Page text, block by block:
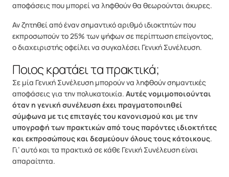
αποφάσεις που μπορεί να ληφθούν θα θεωρούνται άκυρες.
Αν ζητηθεί από έναν σημαντικό αριθμό ιδιοκτητών που
εκπροσωπούν το 25% των ψήφων σε περίπτωση επείγοντος,
ο διαχειριστής οφείλει να συγκαλέσει Γενική Συνέλευση.
Ποιος κρατάει τα πρακτικά;
Σε μία Γενική Συνέλευση μπορούν να ληφθούν σημαντικές
αποφάσεις για την πολυκατοικία. Αυτές νομιμοποιούνται
όταν η γενική συνέλευση έχει πραγματοποιηθεί
σύμφωνα με τις επιταγές του κανονισμού και με την
υπογραφή των πρακτικών από τους παρόντες ιδιοκτήτες
και εκπροσώπους και δεσμεύουν όλους τους κάτοικους.
Γι’ αυτό και τα πρακτικά σε κάθε Γενική Συνέλευση είναι
απαραίτητα.